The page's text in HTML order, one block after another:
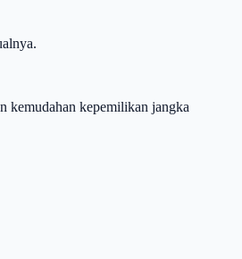
kemudahan kepemilikan jangka